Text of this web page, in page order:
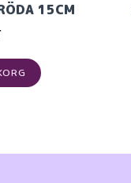
15CM